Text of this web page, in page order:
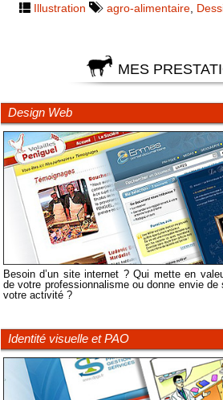
Illustration agro-alimentaire
MES
Design Web
Besoin d’un site internet ? Qui mette en
de votre professionnalisme ou donne envie de
votre activité ?
Identité visuelle et PAO